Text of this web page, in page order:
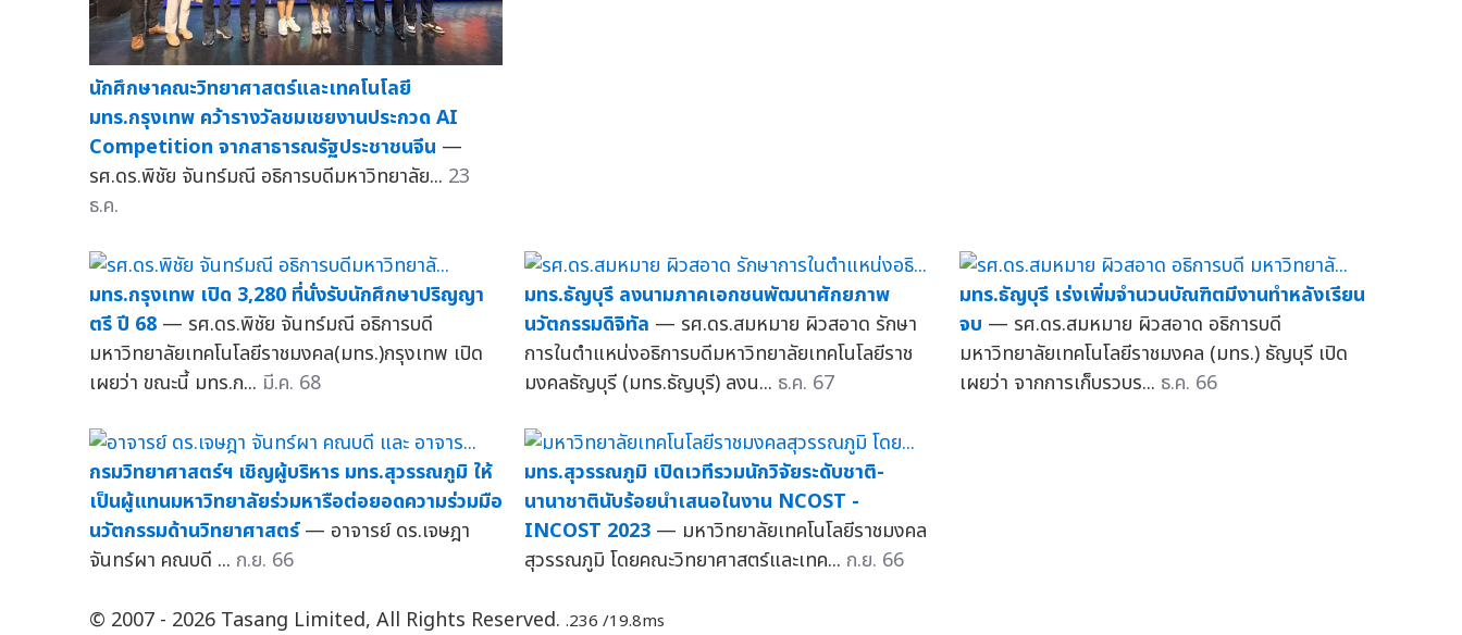
นักศึกษาคณะวิทยาศาสตร์และเทคโนโลยี
มทร.กรุงเทพ คว้ารางวัลชมเชยงานประกวด AI
Competition จากสาธารณรัฐประชาชนจีน —
รศ.ดร.พิชัย จันทร์มณี อธิการบดีมหาวิทยาลัย... 23
ธ.ค.
มทร.กรุงเทพ เปิด 3,280 ที่นั่งรับนักศึกษาปริญญา
ตรี ปี 68 — รศ.ดร.พิชัย จันทร์มณี อธิการบดี
มหาวิทยาลัยเทคโนโลยีราชมงคล(มทร.)กรุงเทพ เปิด
เผยว่า ขณะนี้ มทร.ก... มี.ค. 68
มทร.ธัญบุรี ลงนามภาคเอกชนพัฒนาศักยภาพ
นวัตกรรมดิจิทัล — รศ.ดร.สมหมาย ผิวสอาด รักษา
การในตำแหน่งอธิการบดีมหาวิทยาลัยเทคโนโลยีราช
มงคลธัญบุรี (มทร.ธัญบุรี) ลงน... ธ.ค. 67
มทร.ธัญบุรี เร่งเพิ่มจำนวนบัณฑิตมีงานทำหลังเรียน
จบ — รศ.ดร.สมหมาย ผิวสอาด อธิการบดี
มหาวิทยาลัยเทคโนโลยีราชมงคล (มทร.) ธัญบุรี เปิด
เผยว่า จากการเก็บรวบร... ธ.ค. 66
กรมวิทยาศาสตร์ฯ เชิญผู้บริหาร มทร.สุวรรณภูมิ ให้
เป็นผู้แทนมหาวิทยาลัยร่วมหารือต่อยอดความร่วมมือ
นวัตกรรมด้านวิทยาศาสตร์ — อาจารย์ ดร.เจษฎา
จันทร์ผา คณบดี ... ก.ย. 66
มทร.สุวรรณภูมิ เปิดเวทีรวมนักวิจัยระดับชาติ-
นานาชาตินับร้อยนำเสนอในงาน NCOST -
INCOST 2023 — มหาวิทยาลัยเทคโนโลยีราชมงคล
สุวรรณภูมิ โดยคณะวิทยาศาสตร์และเทค... ก.ย. 66
© 2007 - 2026 Tasang Limited, All Rights Reserved. .236 /19.8ms